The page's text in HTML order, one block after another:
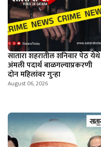
सातारा शहरातील शनिवार पेठ येथे
अंमली पदार्थ बाळगल्याप्रकरणी
दोन महिलांवर गुन्हा
August 06, 2026